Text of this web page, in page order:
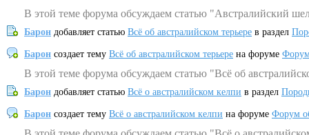
В этой теме форума обсуждаем статью "Австралийский
Барон добавляет статью Всё об австралийском терьере в раздел
Барон создает тему Всё об австралийском терьере на форуме
В этой теме форума обсуждаем статью "Всё об
Барон добавляет статью Всё о австралийском келпи в раздел
Барон создает тему Всё о австралийском келпи на форуме Форум